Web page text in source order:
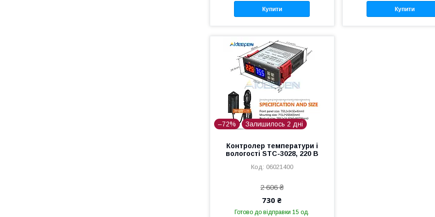
Купити Купити
–72% Залишилось 2 дні
Контролер температури і
вологості STC-3028, 220 В
06021400
2 606 ₴
730 ₴
Готово до відправки 15 од.